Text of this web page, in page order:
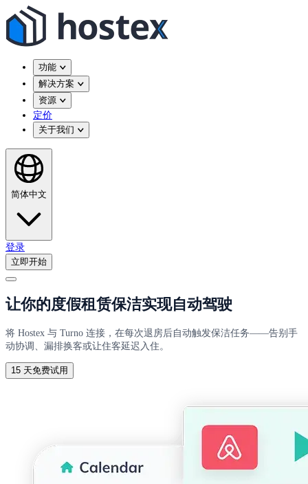
功能
解决方案
资源
定价
关于我们
简体中文
登录
立即开始
让你的度假租赁保洁实现自动驾驶
将 Hostex 与 Turno 连接，在每次退房后自动触发保洁任务——告别手
动协调、漏排换客或让住客延迟入住。
15 天免费试用